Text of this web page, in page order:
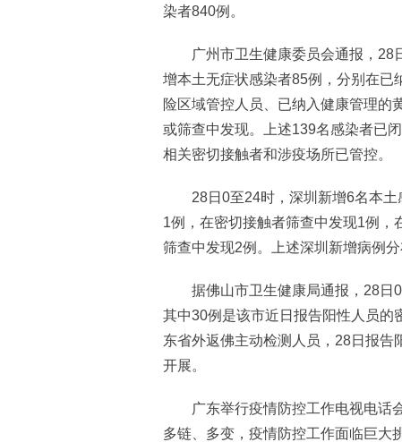
染者840例。
广州市卫生健康委员会通报，28
增本土无症状感染者85例，分别在已
险区域管控人员、已纳入健康管理的
或筛查中发现。上述139名感染者已
相关密切接触者和涉疫场所已管控。
28日0至24时，深圳新增6名本土
1例，在密切接触者筛查中发现1例，
筛查中发现2例。上述深圳新增病例
据佛山市卫生健康局通报，28日0
其中30例是该市近日报告阳性人员的
东省外返佛主动检测人员，28日报告
开展。
广东举行疫情防控工作电视电话会
多链、多变，疫情防控工作面临巨大